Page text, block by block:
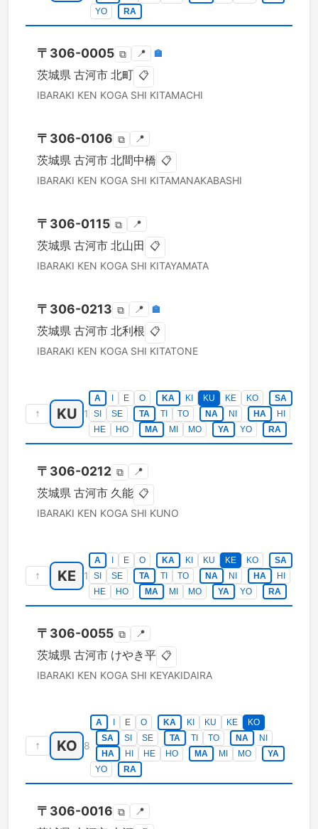
YO
RA
〒 306-0005 ⧉ 📍 🏣
茨城県 古河市 北町 📋
IBARAKI KEN KOGA SHI KITAMACHI
〒 306-0106 ⧉ 📍
茨城県 古河市 北間中橋 📋
IBARAKI KEN KOGA SHI KITAMANAKABASHI
〒 306-0115 ⧉ 📍
茨城県 古河市 北山田 📋
IBARAKI KEN KOGA SHI KITAYAMATA
〒 306-0213 ⧉ 📍 🏣
茨城県 古河市 北利根 📋
IBARAKI KEN KOGA SHI KITATONE
↑ KU 1
A E O KA KI KU KE KO
SA
SI
SE TA TI TO NA NI HA
HI
HE
HO MA MI MO YA YO RA
〒 306-0212 ⧉ 📍
茨城県 古河市 久能 📋
IBARAKI KEN KOGA SHI KUNO
↑ KE 1
A E O KA KI KU KE KO
SA
SI
SE TA TI TO NA NI HA
HI
HE
HO MA MI MO YA YO RA
〒 306-0055 ⧉ 📍
茨城県 古河市 けやき平 📋
IBARAKI KEN KOGA SHI KEYAKIDAIRA
↑ KO 8
A E O KA KI KU KE
KO
SA
SI SE TA TI TO NA
NI
HA
HI HE HO MA MI MO
YA
YO
RA
〒 306-0016 ⧉ 📍